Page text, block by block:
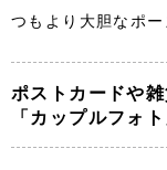
つもより大胆なポ
ポストカードや雑
「カップルフォ